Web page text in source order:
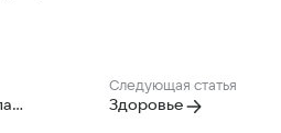
Пользовательское соглашение сервиса «Добрый день»
Следующая статья
Здоровье